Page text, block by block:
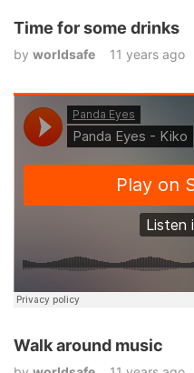
Time for some drinks
by worldsafe 11 years ago
Walk around music